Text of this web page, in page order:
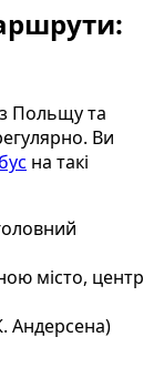
Польщу та
Ви
на такі
місто, центр
Андерсена)